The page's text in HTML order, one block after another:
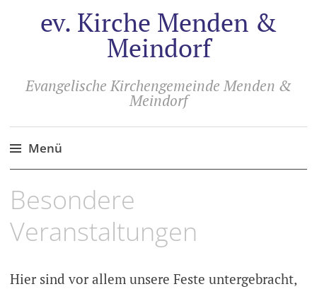
ev. Kirche Menden &
Meindorf
Evangelische Kirchengemeinde Menden &
Meindorf
Menü
Inhalt
Besondere
Veranstaltungen
Hier sind vor allem unsere Feste untergebracht,